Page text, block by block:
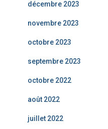
décembre 2023
novembre 2023
octobre 2023
septembre 2023
octobre 2022
août 2022
juillet 2022